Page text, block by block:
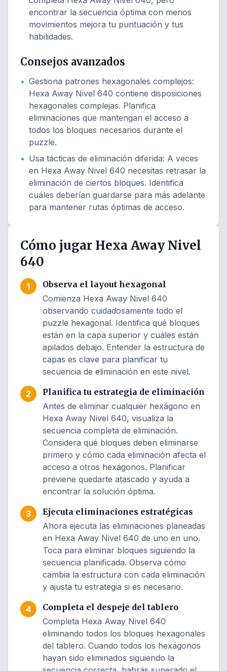
encontrar la secuencia óptima con menos
movimientos mejora tu puntuación y tus
habilidades.
Consejos avanzados
• Gestiona patrones hexagonales complejos:
Hexa Away Nivel 640 contiene disposiciones
hexagonales complejas. Planifica
eliminaciones que mantengan el acceso a
todos los bloques necesarios durante el
puzzle.
• Usa tácticas de eliminación diferida: A veces
en Hexa Away Nivel 640 necesitas retrasar la
eliminación de ciertos bloques. Identifica
cuáles deberían guardarse para más adelante
para mantener rutas óptimas de acceso.
Cómo jugar Hexa Away Nivel
640
1
Observa el layout hexagonal
Comienza Hexa Away Nivel 640
observando cuidadosamente todo el
puzzle hexagonal. Identifica qué bloques
están en la capa superior y cuáles están
apilados debajo. Entender la estructura de
capas es clave para planificar tu
secuencia de eliminación en este nivel.
2
Planifica tu estrategia de eliminación
Antes de eliminar cualquier hexágono en
Hexa Away Nivel 640, visualiza la
secuencia completa de eliminación.
Considera qué bloques deben eliminarse
primero y cómo cada eliminación afecta el
acceso a otros hexágonos. Planificar
previene quedarte atascado y ayuda a
encontrar la solución óptima.
3
Ejecuta eliminaciones estratégicas
Ahora ejecuta las eliminaciones planeadas
en Hexa Away Nivel 640 de uno en uno.
Toca para eliminar bloques siguiendo la
secuencia planificada. Observa cómo
cambia la estructura con cada eliminación
y ajusta tu estrategia si es necesario.
4
Completa el despeje del tablero
Completa Hexa Away Nivel 640
eliminando todos los bloques hexagonales
del tablero. Cuando todos los hexágonos
hayan sido eliminados siguiendo la